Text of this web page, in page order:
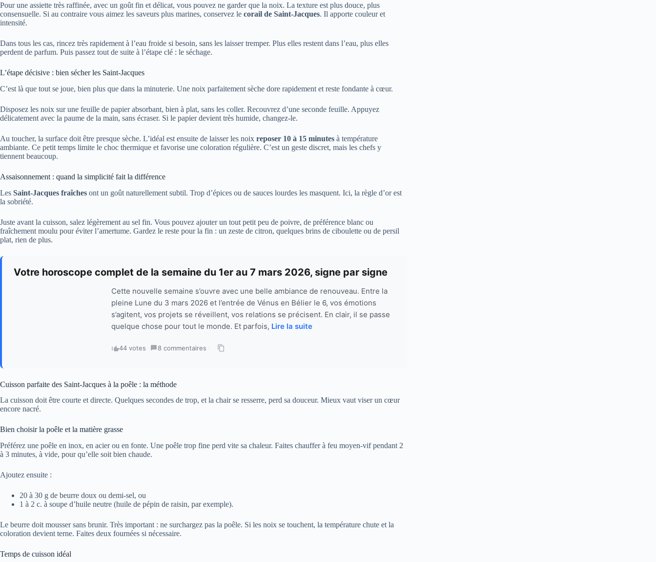
Pour une assiette très raffinée, avec un goût fin et délicat, vous pouvez ne garder que la noix. La texture est plus douce, plus
consensuelle. Si au contraire vous aimez les saveurs plus marines, conservez le corail de Saint-Jacques. Il apporte couleur et
intensité.
Dans tous les cas, rincez très rapidement à l’eau froide si besoin, sans les laisser tremper. Plus elles restent dans l’eau, plus elles
perdent de parfum. Puis passez tout de suite à l’étape clé : le séchage.
L’étape décisive : bien sécher les Saint-Jacques
C’est là que tout se joue, bien plus que dans la minuterie. Une noix parfaitement sèche dore rapidement et reste fondante à cœur.
Disposez les noix sur une feuille de papier absorbant, bien à plat, sans les coller. Recouvrez d’une seconde feuille. Appuyez
délicatement avec la paume de la main, sans écraser. Si le papier devient très humide, changez-le.
Au toucher, la surface doit être presque sèche. L’idéal est ensuite de laisser les noix reposer 10 à 15 minutes à température
ambiante. Ce petit temps limite le choc thermique et favorise une coloration régulière. C’est un geste discret, mais les chefs y
tiennent beaucoup.
Assaisonnement : quand la simplicité fait la différence
Les Saint-Jacques fraîches ont un goût naturellement subtil. Trop d’épices ou de sauces lourdes les masquent. Ici, la règle d’or est
la sobriété.
Juste avant la cuisson, salez légèrement au sel fin. Vous pouvez ajouter un tout petit peu de poivre, de préférence blanc ou
fraîchement moulu pour éviter l’amertume. Gardez le reste pour la fin : un zeste de citron, quelques brins de ciboulette ou de persil
plat, rien de plus.
Votre horoscope complet de la semaine du 1er au 7 mars 2026, signe par signe
Cette nouvelle semaine s’ouvre avec une belle ambiance de renouveau. Entre la
pleine Lune du 3 mars 2026 et l’entrée de Vénus en Bélier le 6, vos émotions
s’agitent, vos projets se réveillent, vos relations se précisent. En clair, il se passe
quelque chose pour tout le monde. Et parfois, Lire la suite
44 votes · 8 commentaires ·
Cuisson parfaite des Saint-Jacques à la poêle : la méthode
La cuisson doit être courte et directe. Quelques secondes de trop, et la chair se resserre, perd sa douceur. Mieux vaut viser un cœur
encore nacré.
Bien choisir la poêle et la matière grasse
Préférez une poêle en inox, en acier ou en fonte. Une poêle trop fine perd vite sa chaleur. Faites chauffer à feu moyen-vif pendant 2
à 3 minutes, à vide, pour qu’elle soit bien chaude.
Ajoutez ensuite :
20 à 30 g de beurre doux ou demi-sel, ou
1 à 2 c. à soupe d’huile neutre (huile de pépin de raisin, par exemple).
Le beurre doit mousser sans brunir. Très important : ne surchargez pas la poêle. Si les noix se touchent, la température chute et la
coloration devient terne. Faites deux fournées si nécessaire.
Temps de cuisson idéal